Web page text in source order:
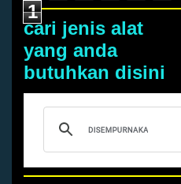
1
cari jenis alat
yang anda
butuhkan disini